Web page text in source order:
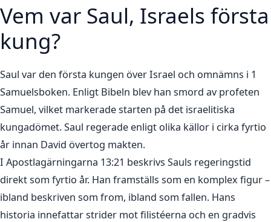
Vem var Saul, Israels första
kung?
Saul var den första kungen över Israel och omnämns i 1
Samuelsboken. Enligt Bibeln blev han smord av profeten
Samuel, vilket markerade starten på det israelitiska
kungadömet. Saul regerade enligt olika källor i cirka fyrtio
år innan David övertog makten.
I Apostlagärningarna 13:21 beskrivs Sauls regeringstid
direkt som fyrtio år. Han framställs som en komplex figur –
ibland beskriven som from, ibland som fallen. Hans
historia innefattar strider mot filistéerna och en gradvis